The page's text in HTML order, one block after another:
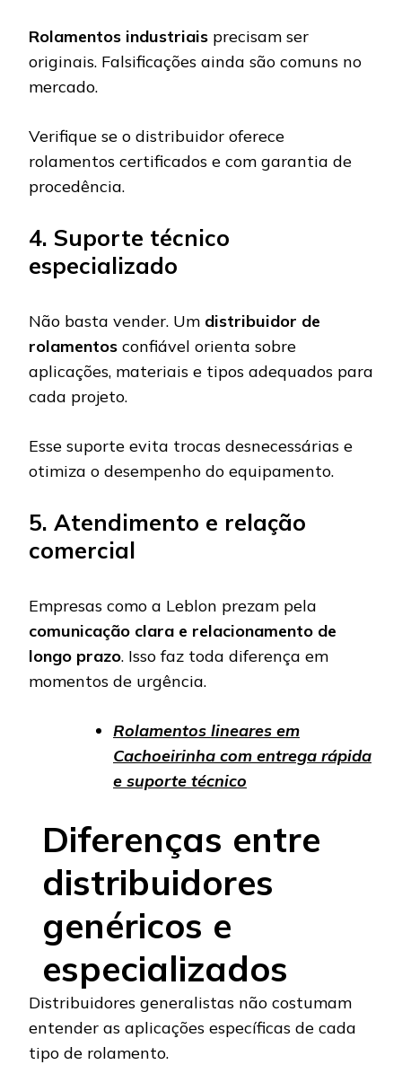
Rolamentos industriais precisam ser
originais. Falsificações ainda são comuns no
mercado.
Verifique se o distribuidor oferece
rolamentos certificados e com garantia de
procedência.
4. Suporte técnico
especializado
Não basta vender. Um distribuidor de
rolamentos confiável orienta sobre
aplicações, materiais e tipos adequados para
cada projeto.
Esse suporte evita trocas desnecessárias e
otimiza o desempenho do equipamento.
5. Atendimento e relação
comercial
Empresas como a Leblon prezam pela
comunicação clara e relacionamento de
longo prazo. Isso faz toda diferença em
momentos de urgência.
Rolamentos lineares em
Cachoeirinha com entrega rápida
e suporte técnico
Diferenças entre
distribuidores
genéricos e
especializados
Distribuidores generalistas não costumam
entender as aplicações específicas de cada
tipo de rolamento.